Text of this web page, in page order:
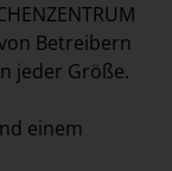
Betreibern
jeder Größe.
einem